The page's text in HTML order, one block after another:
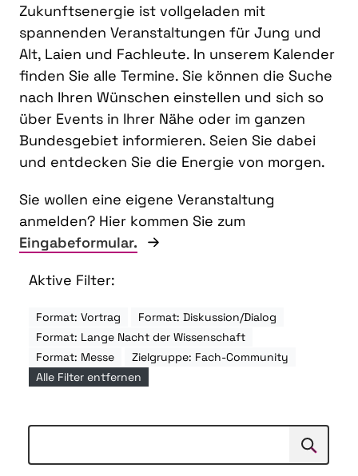
Zukunftsenergie ist vollgeladen mit
spannenden Veranstaltungen für Jung und
Alt, Laien und Fachleute. In unserem Kalender
finden Sie alle Termine. Sie können die Suche
nach Ihren Wünschen einstellen und sich so
über Events in Ihrer Nähe oder im ganzen
Bundesgebiet informieren. Seien Sie dabei
und entdecken Sie die Energie von morgen.
Sie wollen eine eigene Veranstaltung
anmelden? Hier kommen Sie zum
Eingabeformular.
Aktive Filter:
Format: Vortrag
Format: Diskussion/Dialog
Format: Lange Nacht der Wissenschaft
Format: Messe
Zielgruppe: Fach-Community
Alle Filter entfernen
Suchen